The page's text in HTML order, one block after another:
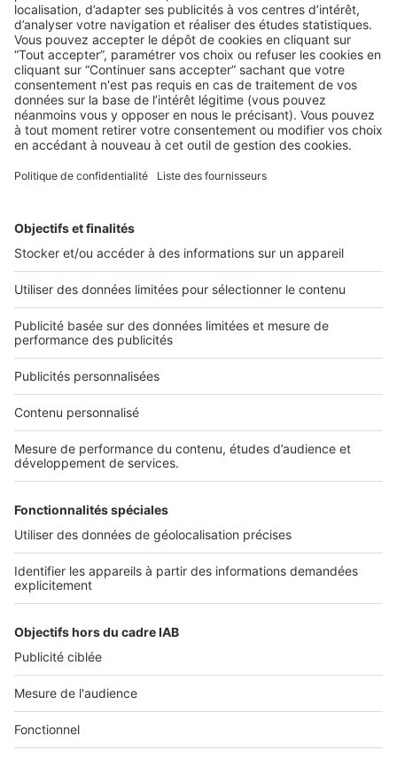
LA LÉGISLATION
Moi, agent immobilier : puis-je acheter
un bien que je propose à la vente ?
Un agent immobilier chargé de vendre pour le compte d’un
tiers peut légitimement être tenté d’acheter un ...
2 rue des Italiens 75009 Paris
01 53 38 80 00
Nos solutions pro
Actualités pro
Nous contacter
Connexion à My SeLoger Pro
Espace Presse